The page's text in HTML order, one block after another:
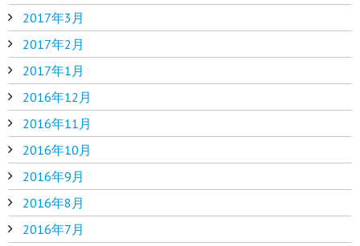
2017年3月
2017年2月
2017年1月
2016年12月
2016年11月
2016年10月
2016年9月
2016年8月
2016年7月